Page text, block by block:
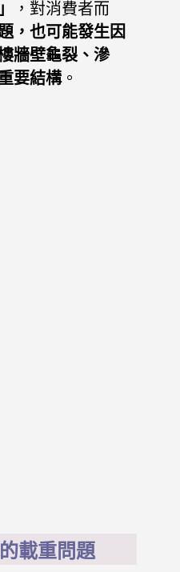
，對消費者而
，也可能發生因
牆壁龜裂、滲
要結構。
載重問題